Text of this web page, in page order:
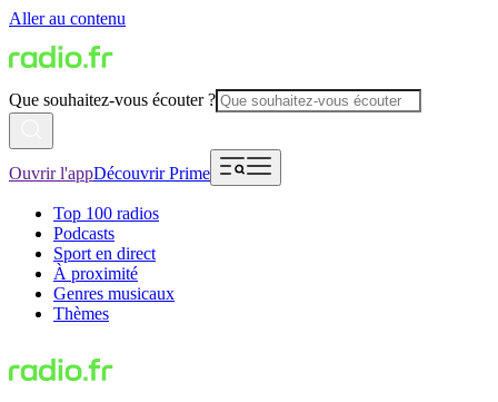
Aller au contenu
Que souhaitez-vous écouter ?
Ouvrir l'appDécouvrir Prime
Top 100 radios
Podcasts
Sport en direct
À proximité
Genres musicaux
Thèmes